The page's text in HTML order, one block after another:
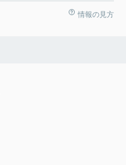
情報の見方